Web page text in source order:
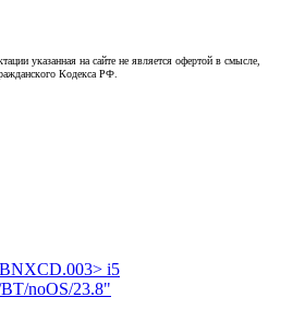
указанная на сайте не является офертой в смысле,
Кодекса РФ.
i5
noOS/23.8"